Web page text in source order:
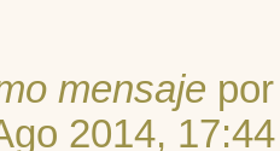
mensaje
2014, 17:44